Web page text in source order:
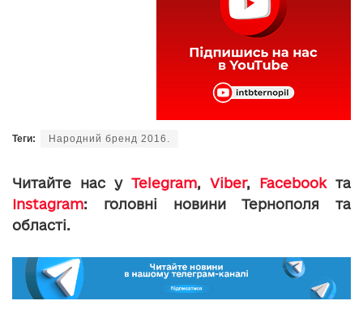
Теги: Народний бренд 2016.
Читайте нас у Telegram, Viber, Facebookта
Instagram: головні новини Тернополя та
області.